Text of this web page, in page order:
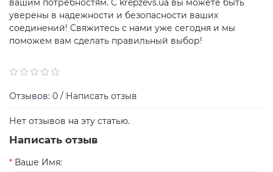
вашим потребностям. С krepzevs.ua вы можете быть
уверены в надежности и безопасности ваших
соединений! Свяжитесь с нами уже сегодня и мы
поможем вам сделать правильный выбор!
Отзывов: 0 / Написать отзыв
Нет отзывов на эту статью.
Написать отзыв
Ваше Имя: